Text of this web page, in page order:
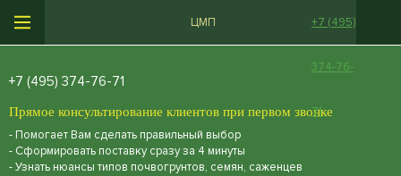
ЦМП +7 (495)
374-76-
71
+7 (495) 374-76-71
Прямое консультирование клиентов при первом звонке
- Помогает Вам сделать правильный выбор
- Сформировать поставку сразу за 4 минуты
- Узнать нюансы типов почвогрунтов, семян, саженцев